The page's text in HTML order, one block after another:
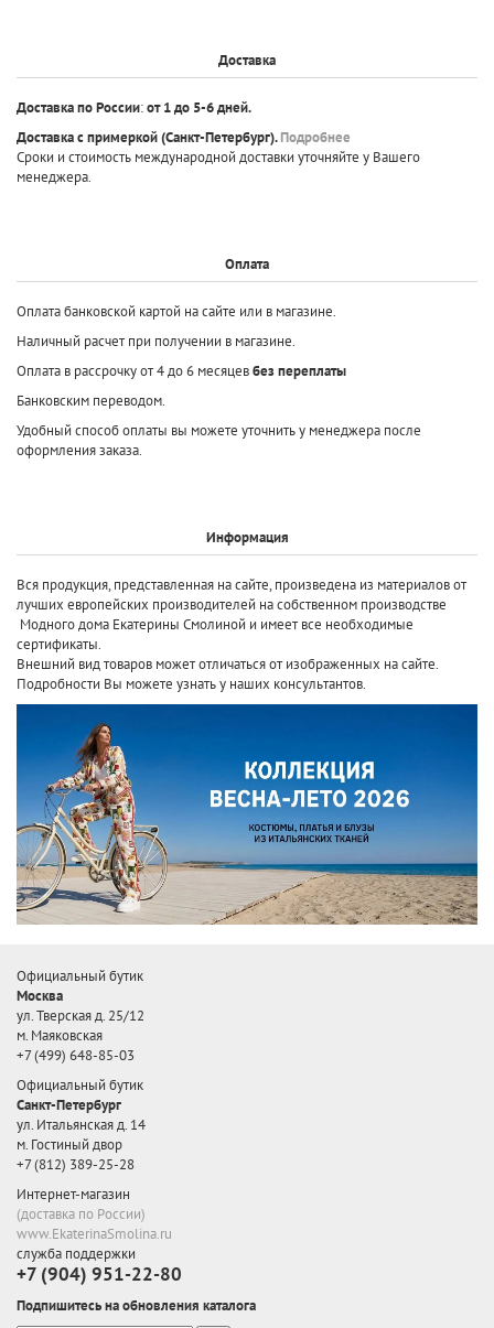
Доставка
Доставка по России:от 1 до 5-6 дней.
Доставка с примеркой(Санкт-Петербург).Подробнее
Сроки и стоимость международной доставки уточняйте у Вашего
менеджера.
Оплата
Оплата банковской картой на сайте или в магазине.
Наличный расчет при получении в магазине.
Оплата в рассрочку от 4 до 6 месяцевбез переплаты
Банковским переводом.
Удобный способ оплаты вы можете уточнить у менеджера после
оформления заказа.
Информация
Вся продукция, представленная на сайте, произведена из материалов от
лучших европейских производителей на собственном производстве
Модного дома Екатерины Смолиной и имеет все необходимые
сертификаты.
Внешний вид товаров может отличаться от изображенных на сайте.
Подробности Вы можете узнать у наших консультантов.
Официальный бутик
Москва
ул. Тверская д. 25/12
м. Маяковская
+7 (499) 648-85-03
Официальный бутик
Санкт-Петербург
ул. Итальянская д. 14
м. Гостиный двор
+7 (812) 389-25-28
Интернет-магазин
(доставка по России)
www.EkaterinaSmolina.ru
служба поддержки
+7 (904) 951-22-80
Подпишитесь на обновления каталога